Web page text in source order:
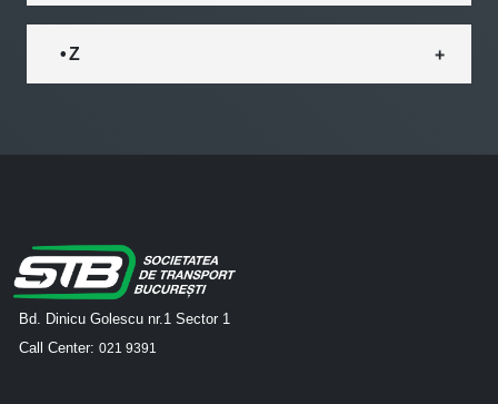
• Z
Bd. Dinicu Golescu nr.1 Sector 1
Call Center: 021 9391